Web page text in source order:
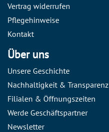
Vertrag widerrufen
Pflegehinweise
Kontakt
Über uns
Unsere Geschichte
Nachhaltigkeit & Transparenz
Filialen & Öffnungszeiten
Werde Geschäftspartner
Newsletter